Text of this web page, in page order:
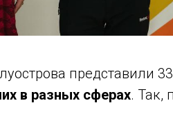
представили
в разных сферах. Так,